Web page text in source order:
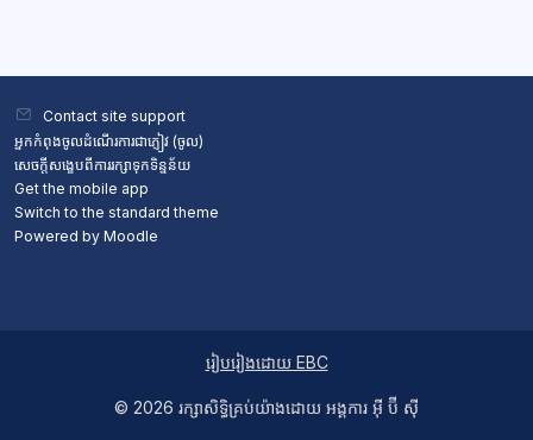
Contact site support
អ្នកកំពុងចូលដំណើរការជាភ្ញៀវ (ចូល)
សេចក្តីសង្ខេបពីការរក្សាទុកទិន្នន័យ
Get the mobile app
Switch to the standard theme
Powered by Moodle
រៀបរៀងដោយ EBC
© 2026 ​រក្សា​សិទ្ធិ​គ្រប់​យ៉ាង​ដោយ​ អង្គការ អ៊ី ប៊ី ស៊ី